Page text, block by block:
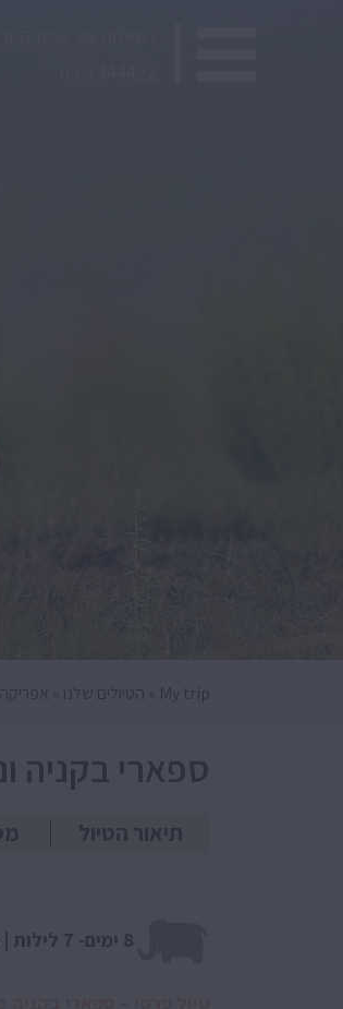
My trip הטיולים שלנו אפריקה
ספארי בקניה ונופש מפנק
8 ימים- 7 לילות | 8 ימים
טיול פרטי – ספארי